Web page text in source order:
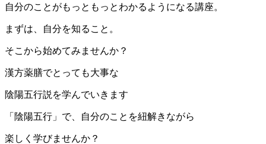
自分のことがもっともっとわかるようになる講座。
まずは、自分を知ること。
そこから始めてみませんか？
漢方薬膳でとっても大事な
陰陽五行説を学んでいきます
「陰陽五行」で、自分のことを紐解きながら
楽しく学びませんか？